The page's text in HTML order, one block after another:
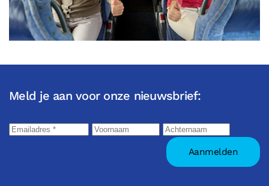
Meld je aan voor onze nieuwsbrief: